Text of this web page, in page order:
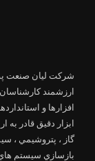
شرکت لیان صنعت
ارزشمند
افزارها و
ابزار دقيق قادر به
گاز ، پتروشيمي ،
بازسازي سيستم هاي